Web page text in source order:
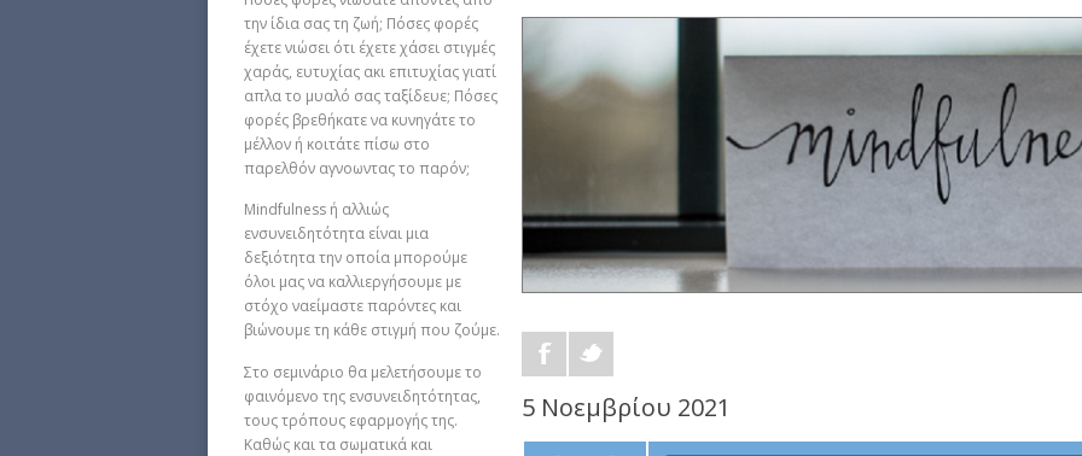
την ίδια σας τη ζωή; Πόσες φορές
έχετε νιώσει ότι έχετε χάσει στιγμές
χαράς, ευτυχίας ακι επιτυχίας γιατί
απλα το μυαλό σας ταξίδευε; Πόσες
φορές βρεθήκατε να κυνηγάτε το
μέλλον ή κοιτάτε πίσω στο
παρελθόν αγνοωντας το παρόν;
Mindfulness ή αλλιώς
ενσυνειδητότητα είναι μια
δεξιότητα την οποία μπορούμε
όλοι μας να καλλιεργήσουμε με
στόχο ναείμαστε παρόντες και
βιώνουμε τη κάθε στιγμή που ζούμε.
Στο σεμινάριο θα μελετήσουμε το
φαινόμενο της ενσυνειδητότητας,
τους τρόπους εφαρμογής της.
Καθώς και τα σωματικά και
5 Νοεμβρίου 2021